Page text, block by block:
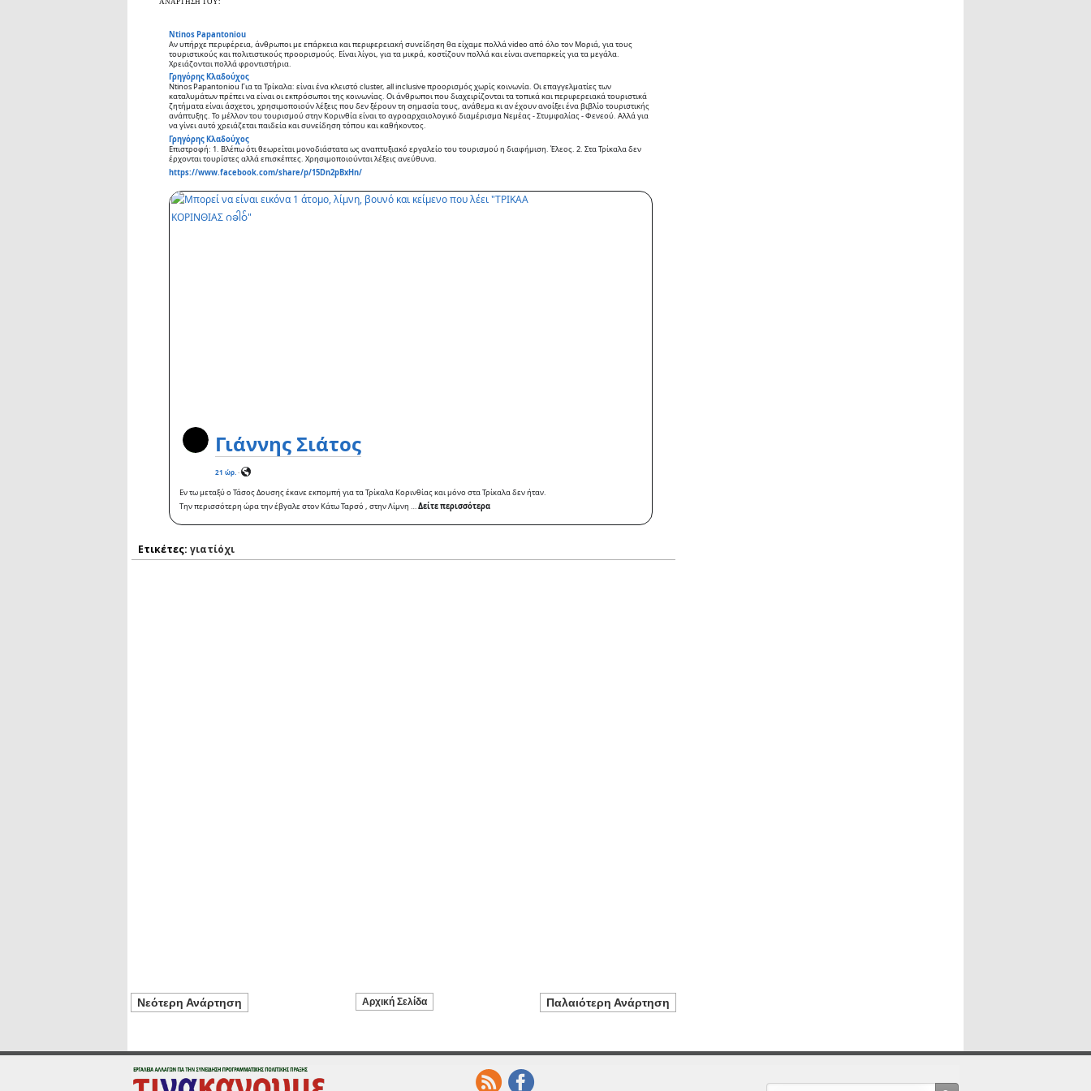
Ntinos Papantoniou
Αν υπήρχε περιφέρεια, άνθρωποι με επάρκεια και περιφερειακή συνείδηση θα είχαμε πολλά video από όλο τον Μοριά, για τους
τουριστικούς και πολιτιστικούς προορισμούς. Είναι λίγοι, για τα μικρά, κοστίζουν πολλά και είναι ανεπαρκείς για τα μεγάλα.
Χρειάζονται πολλά φροντιστήρια.
Γρηγόρης Κλαδούχος
Ntinos Papantoniou Για τα Τρίκαλα: είναι ένα κλειστό cluster, all inclusive προορισμός χωρίς κοινωνία. Οι επαγγελματίες των
καταλυμάτων πρέπει να είναι οι εκπρόσωποι της κοινωνίας. Οι άνθρωποι που διαχειρίζονται τα τοπικά και περιφερειακά τουριστικά
ζητήματα είναι άσχετοι, χρησιμοποιούν λέξεις που δεν ξέρουν τη σημασία τους, ανάθεμα κι αν έχουν ανοίξει ένα βιβλίο τουριστικής
ανάπτυξης. Το μέλλον του τουρισμού στην Κορινθία είναι το αγροαρχαιολογικό διαμέρισμα Νεμέας - Στυμφαλίας - Φενεού. Αλλά για
να γίνει αυτό χρειάζεται παιδεία και συνείδηση τόπου και καθήκοντος.
Γρηγόρης Κλαδούχος
Επιστροφή: 1. Βλέπω ότι θεωρείται μονοδιάστατα ως αναπτυξιακό εργαλείο του τουρισμού η διαφήμιση. Έλεος. 2. Στα Τρίκαλα δεν
έρχονται τουρίστες αλλά επισκέπτες. Χρησιμοποιούνται λέξεις ανεύθυνα.
https://www.facebook.com/share/p/15Dn2pBxHn/
Γιάννης Σιάτος
21 ώρ. ·
Εν τω μεταξύ ο Τάσος Δουσης έκανε εκπομπή για τα Τρίκαλα Κορινθίας και μόνο στα Τρίκαλα δεν ήταν.
Την περισσότερη ώρα την έβγαλε στον Κάτω Ταρσό , στην Λίμνη … Δείτε περισσότερα
Ετικέτες: γιατίόχι
Νεότερη Ανάρτηση Παλαιότερη Ανάρτηση
Αρχική Σελίδα